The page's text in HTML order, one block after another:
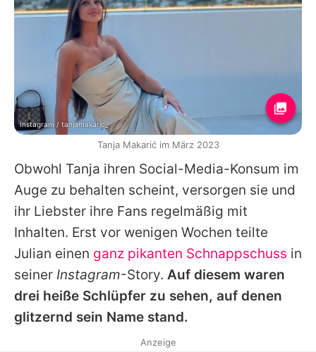
Obwohl Tanja ihren Social-Media-Konsum im
Auge zu behalten scheint, versorgen sie und
ihr Liebster ihre Fans regelmäßig mit
Inhalten. Erst vor wenigen Wochen teilte
Julian einen ganz pikanten Schnappschuss in
seiner Instagram-Story. Auf diesem waren
drei heiße Schlüpfer zu sehen, auf denen
glitzernd sein Name stand.
Instagram / tanjamakaric_
Tanja Makarić im März 2023
Anzeige